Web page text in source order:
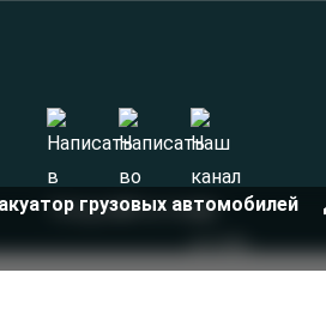
грузовых автомобилей